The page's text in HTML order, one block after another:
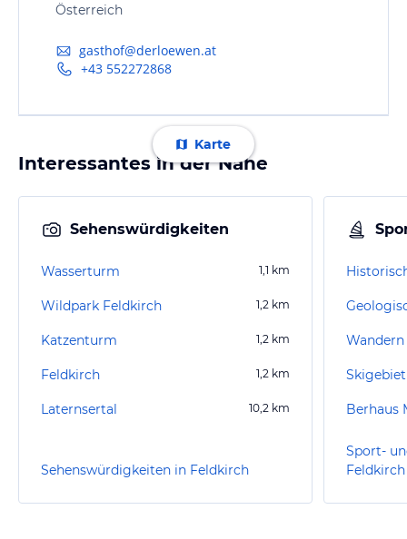
Österreich
gasthof@derloewen.at
+43 552272868
Karte
Interessantes in der Nähe
Sehenswürdigkeiten
Wasserturm 1,1 km
Wildpark Feldkirch 1,2 km
Katzenturm 1,2 km
Feldkirch 1,2 km
Laternsertal 10,2 km
Sehenswürdigkeiten in Feldkirch
Berhaus
Sport-
Feldkirch